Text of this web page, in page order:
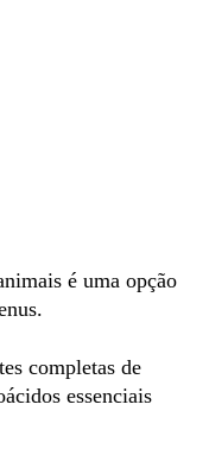
é uma opção
completas de
essenciais